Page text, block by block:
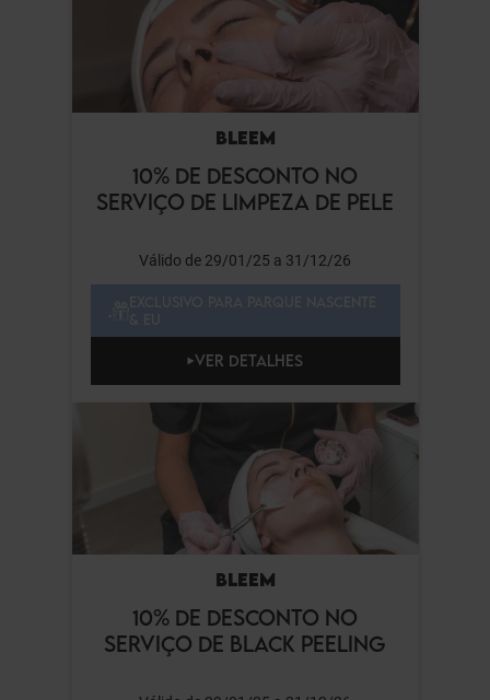
BLEEM
10% DE DESCONTO NO
SERVIÇO DE LIMPEZA DE PELE
Válido de 29/01/25 a 31/12/26
VER DETALHES
BLEEM
10% DE DESCONTO NO
SERVIÇO DE BLACK PEELING